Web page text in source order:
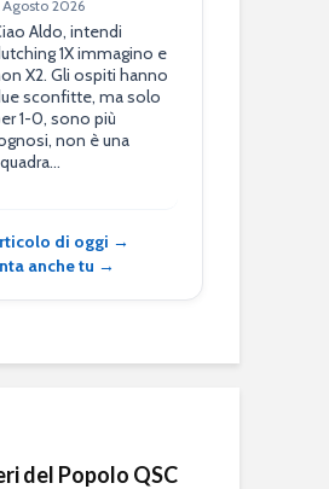
Agosto 2026
Aldo, intendi
1X immagino e
X2. Gli ospiti hanno
sconfitte, ma solo
1-0, sono più
non è una
di oggi →
anche tu →
del Popolo QSC